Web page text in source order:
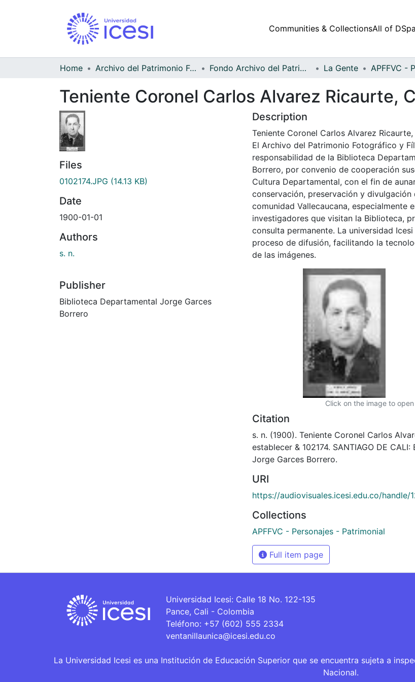
Communities & CollectionsAll of
Home Archivo del Patrimonio Fotográfico y Fílmico del Valle del Cauca Fondo Archivo del Patrimonio Fotográfico y Fílmico del Valle del Cauca La Gente
Teniente Coronel Carlos Alvarez Ricaurte,
Files
0102174.JPG (14.13 KB)
Date
1900-01-01
Authors
s. n.
Publisher
Biblioteca Departamental Jorge Garces
Borrero
Description
Teniente Coronel Carlos Alvarez
El Archivo del Patrimonio Fotográfico y
responsabilidad de la Biblioteca
Borrero, por convenio de cooperación
Cultura Departamental, con el fin de
conservación, preservación y divulgación
comunidad Vallecaucana, especialmente
investigadores que visitan la Biblioteca,
consulta permanente. La universidad
proceso de difusión, facilitando la
de las imágenes.
Click on the image to
Citation
s. n. (1900). Teniente Coronel Carlos
establecer & 102174. SANTIAGO DE
Jorge Garces Borrero.
URI
https://audiovisuales.icesi.edu.co/handle/
Collections
APFFVC - Personajes - Patrimonial
Full item page
Universidad Icesi: Calle 18 No. 122-135
Pance, Cali - Colombia
Teléfono: +57 (602) 555 2334
ventanillaunica@icesi.edu.co
La Universidad Icesi es una Institución de Educación Superior que se encuentra sujeta a
Nacional.